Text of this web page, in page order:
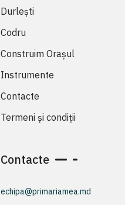
Durlești
Codru
Construim Orașul
Instrumente
Contacte
Termeni și condiții
Contacte
echipa@primariamea.md